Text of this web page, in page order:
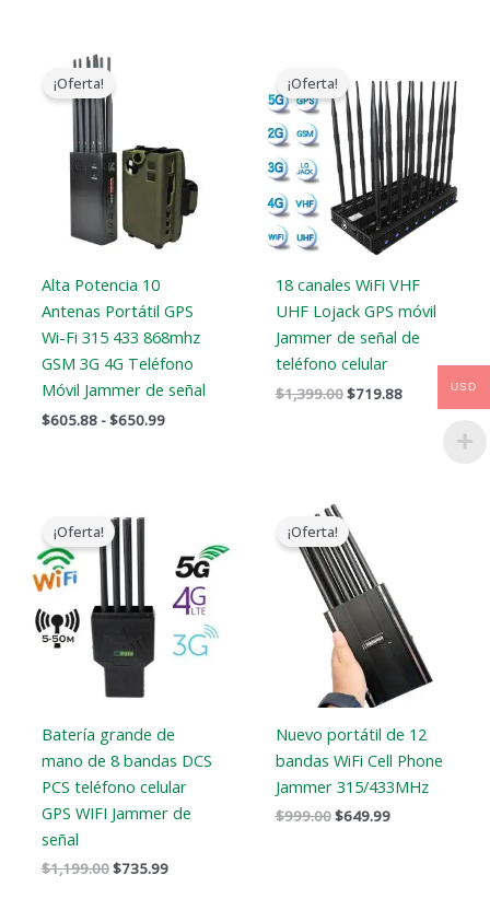
¡Oferta!
Alta Potencia 10
Antenas Portátil GPS
Wi-Fi 315 433 868mhz
GSM 3G 4G Teléfono
Móvil Jammer de señal
$605.88 -$650.99
$650.99
¡Oferta!
18 canales WiFi VHF
UHF Lojack GPS móvil
Jammer de señal de
teléfono celular
$1,399.00
original
era:
$1,399.00.
$719.88
actual
es:
$719.88.
¡Oferta!
Batería grande de
mano de 8 bandas DCS
PCS teléfono celular
GPS WIFI Jammer de
señal
$1,199.00
precio
original
era:
$1,199.00.
$735.99
es:
$735.99.
¡Oferta!
Nuevo portátil de 12
bandas WiFi Cell Phone
Jammer 315/433MHz
$999.00
El
precio
original
era:
$999.00.
$649.99
USD